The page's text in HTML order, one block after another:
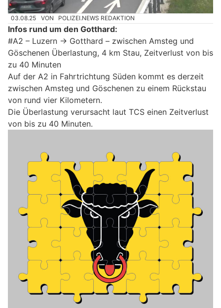
03.08.25 VON POLIZEI.NEWS REDAKTION
Infos rund um den Gotthard:
#A2 – Luzern -> Gotthard – zwischen Amsteg und
Göschenen Überlastung, 4 km Stau, Zeitverlust von bis
zu 40 Minuten
Auf der A2 in Fahrtrichtung Süden kommt es derzeit
zwischen Amsteg und Göschenen zu einem Rückstau
von rund vier Kilometern.
Die Überlastung verursacht laut TCS einen Zeitverlust
von bis zu 40 Minuten.